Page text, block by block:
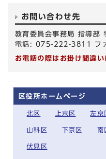
お問い合わせ先
教育委員会事務局 指導部
電話: 075-222-3811 フ
お電話の際はお掛け間違
区役所ホームページ
北区 上京区 左京
山科区 下京区 南
伏見区